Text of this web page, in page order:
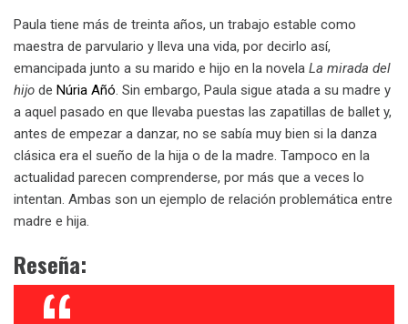
Paula tiene más de treinta años, un trabajo estable como
maestra de parvulario y lleva una vida, por decirlo así,
emancipada junto a su marido e hijo en la novela La mirada del
hijo de Núria Añó. Sin embargo, Paula sigue atada a su madre y
a aquel pasado en que llevaba puestas las zapatillas de ballet y,
antes de empezar a danzar, no se sabía muy bien si la danza
clásica era el sueño de la hija o de la madre. Tampoco en la
actualidad parecen comprenderse, por más que a veces lo
intentan. Ambas son un ejemplo de relación problemática entre
madre e hija.
Reseña: